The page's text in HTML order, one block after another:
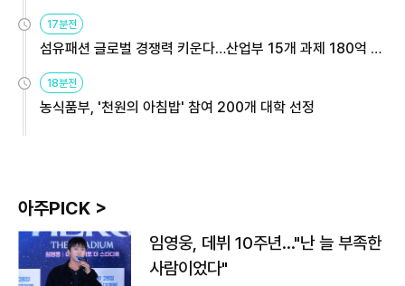
용해야
17분전
섬유패션 글로벌 경쟁력 키운다…산업부 15개 과제 180억 지
원
18분전
농식품부, '천원의 아침밥' 참여 200개 대학 선정
아주PICK >
임영웅, 데뷔 10주년…"난 늘 부족한
사람이었다"